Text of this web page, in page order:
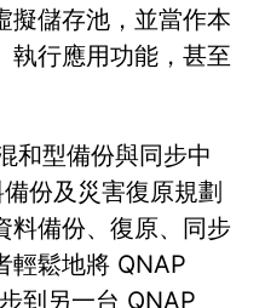
擬儲存池，並當作本
執行應用功能，甚至
和型備份與同步中
份及災害復原規劃
料備份、復原、同步
輕鬆地將 QNAP
到另一台 QNAP